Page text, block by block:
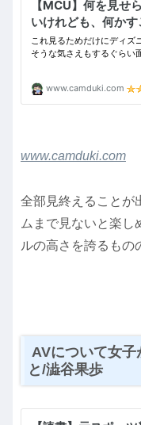
www.camduki.com
全部見終えることが
ムまで見ないと楽し
ルの高さを誇るもの
AVについて女子
と/澁谷果歩